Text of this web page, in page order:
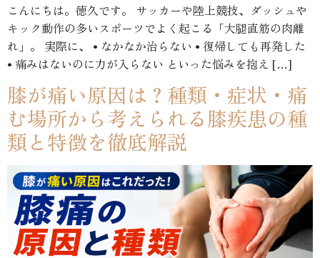
こんにちは。徳久です。 サッカーや陸上競技、ダッシュや
キック動作の多いスポーツでよく起こる「大腿直筋の肉離
れ」。 実際に、 • なかなか治らない • 復帰しても再発した
• 痛みはないのに力が入らない といった悩みを抱え […]
膝が痛い原因は？種類・症状・痛
む場所から考えられる膝疾患の種
類と特徴を徹底解説